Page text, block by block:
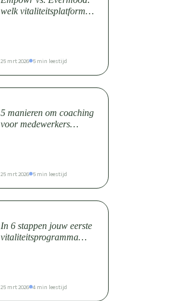
welk vitaliteitsplatform
25 mrt 2026 5 min leestijd
5 manieren om coaching
voor medewerkers
25 mrt 2026 5 min leestijd
In 6 stappen jouw eerste
vitaliteitsprogramma
25 mrt 2026 4 min leestijd